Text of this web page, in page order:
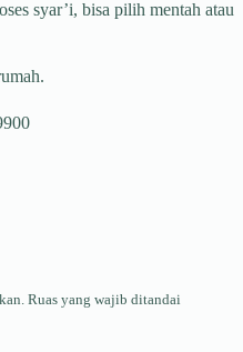
syar’i, bisa pilih mentah atau
Ruas yang wajib ditandai